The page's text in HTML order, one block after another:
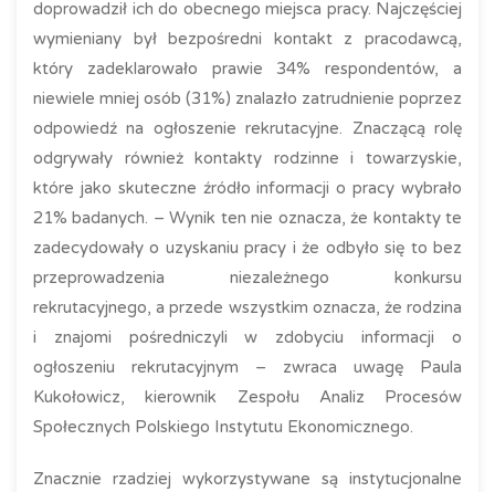
doprowadził ich do obecnego miejsca pracy. Najczęściej
wymieniany był bezpośredni kontakt z pracodawcą,
który zadeklarowało prawie 34% respondentów, a
niewiele mniej osób (31%) znalazło zatrudnienie poprzez
odpowiedź na ogłoszenie rekrutacyjne. Znaczącą rolę
odgrywały również kontakty rodzinne i towarzyskie,
które jako skuteczne źródło informacji o pracy wybrało
21% badanych. – Wynik ten nie oznacza, że kontakty te
zadecydowały o uzyskaniu pracy i że odbyło się to bez
przeprowadzenia niezależnego konkursu
rekrutacyjnego, a przede wszystkim oznacza, że rodzina
i znajomi pośredniczyli w zdobyciu informacji o
ogłoszeniu rekrutacyjnym – zwraca uwagę Paula
Kukołowicz, kierownik Zespołu Analiz Procesów
Społecznych Polskiego Instytutu Ekonomicznego.
Znacznie rzadziej wykorzystywane są instytucjonalne